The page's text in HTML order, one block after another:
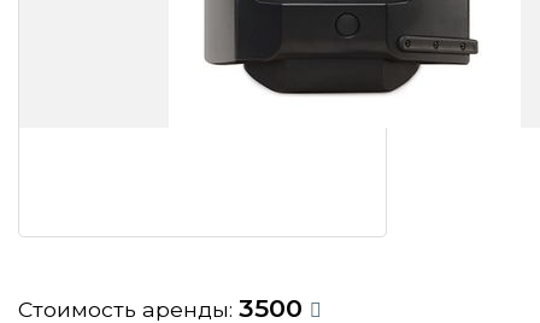
Стоимость аренды: 3500